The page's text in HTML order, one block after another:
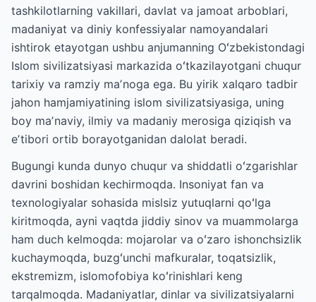
tashkilotlarning vakillari, davlat va jamoat arboblari,
madaniyat va diniy konfessiyalar namoyandalari
ishtirok etayotgan ushbu anjumanning Oʻzbekistondagi
Islom sivilizatsiyasi markazida oʻtkazilayotgani chuqur
tarixiy va ramziy maʼnoga ega. Bu yirik xalqaro tadbir
jahon hamjamiyatining islom sivilizatsiyasiga, uning
boy maʼnaviy, ilmiy va madaniy merosiga qiziqish va
eʼtibori ortib borayotganidan dalolat beradi.
Bugungi kunda dunyo chuqur va shiddatli oʻzgarishlar
davrini boshidan kechirmoqda. Insoniyat fan va
texnologiyalar sohasida mislsiz yutuqlarni qoʻlga
kiritmoqda, ayni vaqtda jiddiy sinov va muammolarga
ham duch kelmoqda: mojarolar va oʻzaro ishonchsizlik
kuchaymoqda, buzgʻunchi mafkuralar, toqatsizlik,
ekstremizm, islomofobiya koʻrinishlari keng
tarqalmoqda. Madaniyatlar, dinlar va sivilizatsiyalarni